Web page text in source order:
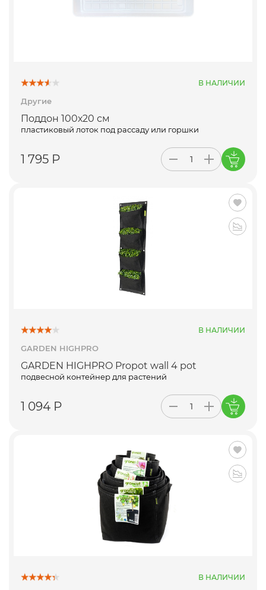
В НАЛИЧИИ
Другие
Поддон 100х20 см
пластиковый лоток под рассаду или горшки
1 795 Р
В НАЛИЧИИ
GARDEN HIGHPRO
GARDEN HIGHPRO Propot wall 4 pot
подвесной контейнер для растений
1 094 Р
В НАЛИЧИИ